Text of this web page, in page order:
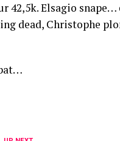
42,5k. Elsagio
dead, Christophe